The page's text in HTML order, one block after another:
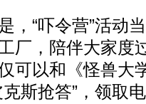
“吓令营”活动
厂，陪伴大家度
可以和《怪兽大
斯抢答”，领取